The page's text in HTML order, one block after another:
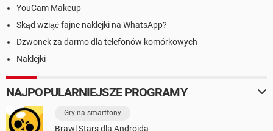
YouCam Makeup
Skąd wziąć fajne naklejki na WhatsApp?
Dzwonek za darmo dla telefonów komórkowych
Naklejki
NAJPOPULARNIEJSZE PROGRAMY
Gry na smartfony
Brawl Stars dla Androida